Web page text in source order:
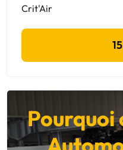
Crit'Air
Pourquoi